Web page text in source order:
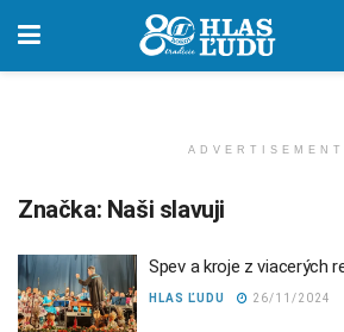
ADVERTISEMENT
Značka: Naši slavuji
Spev a kroje z viacerých
HLAS ĽUDU 26/11/2024